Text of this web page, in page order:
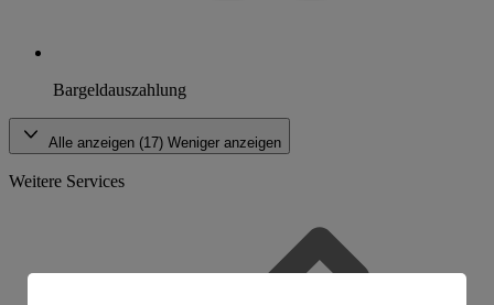
Bargeldauszahlung
Alle anzeigen (17) Weniger anzeigen
Weitere Services